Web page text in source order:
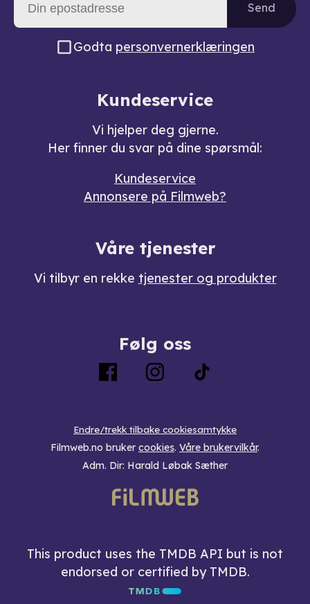
Send
Godta personvernerklæringen
Kundeservice
Vi hjelper deg gjerne.
Her finner du svar på dine spørsmål:
Kundeservice
Annonsere på Filmweb?
Våre tjenester
Vi tilbyr en rekke tjenester og produkter
Følg oss
Endre/trekk tilbake cookiesamtykke
Filmweb.no bruker cookies. Våre brukervilkår.
Adm. Dir: Harald Løbak Sæther
This product uses the TMDB API but is not
endorsed or certified by TMDB.